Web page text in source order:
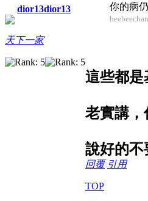
dior13dior13
天下一家
你的病
這些都是
老實講，
說好的不
回覆 引用
TOP